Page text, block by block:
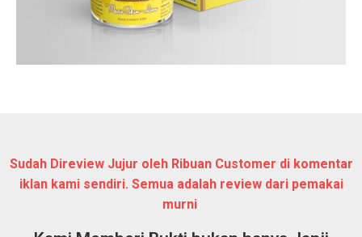
Sudah Direview Jujur oleh Ribuan Customer di komentar
iklan kami sendiri. Semua adalah review dari pemakai
murni